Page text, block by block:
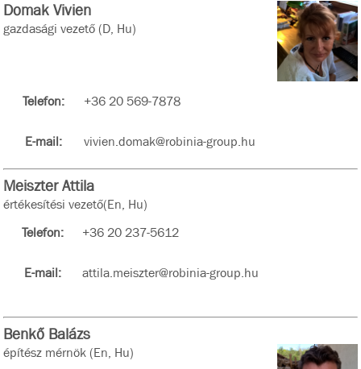
Domak Vivien
gazdasági vezető (D, Hu)
Telefon: +36 20 569-7878
E-mail: vivien.domak@robinia-group.hu
Meiszter Attila
értékesítési vezető(En, Hu)
Telefon:
+36 20 237-5612
E-mail: attila.meiszter@robinia-group.hu
Benkő Balázs
építész mérnök (En, Hu)